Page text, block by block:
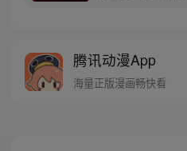
辞万难，找到唐
寻回徒弟们，组
腾讯动漫App
海量正版漫画畅快看